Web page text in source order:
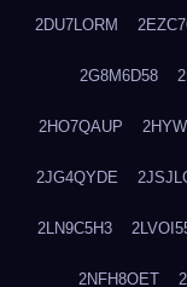
2DU7LORM
2G8M6D58
2HO7QAUP
2JG4QYDE
2LN9C5H3
2NFH8OET